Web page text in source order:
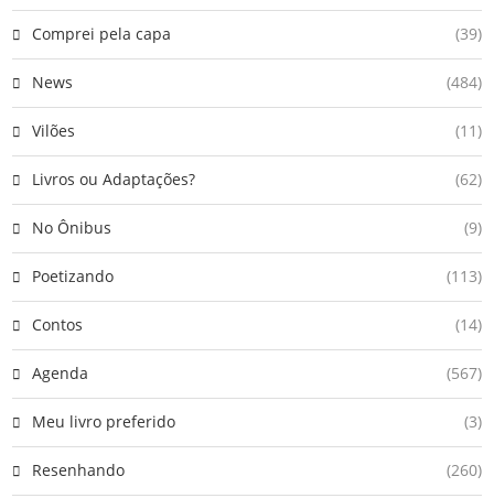
Comprei pela capa (39)
News (484)
Vilões (11)
Livros ou Adaptações? (62)
No Ônibus (9)
Poetizando (113)
Contos (14)
Agenda (567)
Meu livro preferido (3)
Resenhando (260)